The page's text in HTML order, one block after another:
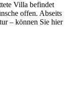
Villa befindet
offen. Abseits
– können Sie hier